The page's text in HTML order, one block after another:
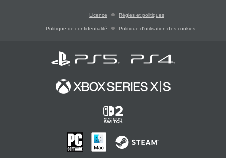
Licence Règles et politiques
Politique de confidentialité Politique d'utilisation des cookies